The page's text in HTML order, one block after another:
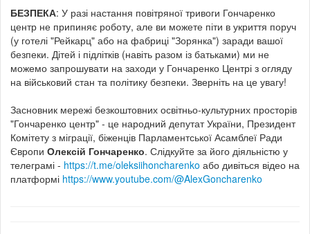
БЕЗПЕКА: У разі настання повітряної тривоги Гончаренко
центр не припиняє роботу, але ви можете піти в укриття поруч
(у готелі "Рейкарц" або на фабриці "Зорянка") заради вашої
безпеки. Дітей і підлітків (навіть разом із батьками) ми не
можемо запрошувати на заходи у Гончаренко Центрі з огляду
на військовий стан та політику безпеки. Зверніть на це увагу!
Засновник мережі безкоштовних освітньо-культурних просторів
"Гончаренко центр" - це народний депутат України, Президент
Комітету з міграції, біженців Парламентської Асамблеї Ради
Європи Олексій Гончаренко. Слідкуйте за його діяльністю у
телеграмі - https://t.me/oleksiihoncharenko або дивіться відео на
платформі https://www.youtube.com/@AlexGoncharenko